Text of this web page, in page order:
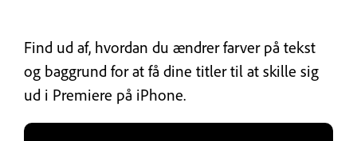
Find ud af, hvordan du ændrer farver på tekst
og baggrund for at få dine titler til at skille sig
ud i Premiere på iPhone.